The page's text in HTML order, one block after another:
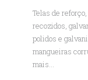
Telas de
recozidos,
polidos e
mangueiras
mais...